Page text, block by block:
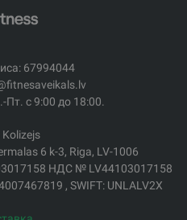
67994044
с 9:00 до 18:00.
Kolizejs
6 k-3, Riga, LV-1006
НДС № LV44103017158
, SWIFT: UNLALV2X